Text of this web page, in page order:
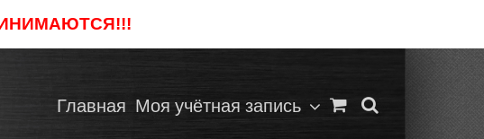
Главная Моя учётная запись